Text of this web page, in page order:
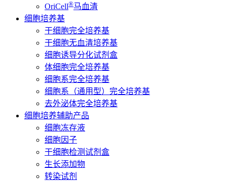
OriCell®马血清
细胞培养基
干细胞完全培养基
干细胞无血清培养基
细胞诱导分化试剂盒
体细胞完全培养基
细胞系完全培养基
细胞系（通用型）完全培养基
去外泌体完全培养基
细胞培养辅助产品
细胞冻存液
细胞因子
干细胞检测试剂盒
生长添加物
转染试剂